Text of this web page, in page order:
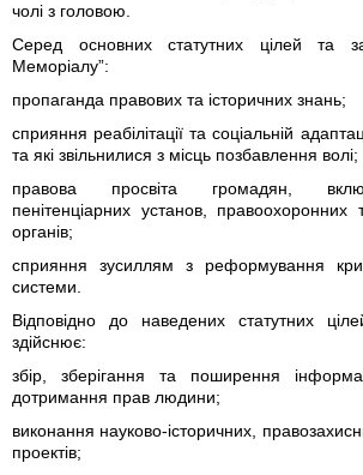
чолі з головою.
Серед основних статутних цілей та
Меморіалу”:
пропаганда правових та історичних знань;
сприяння реабілітації та соціальній
та які звільнилися з місць позбавлення волі;
правова просвіта громадян,
пенітенціарних установ,
органів;
сприяння зусиллям з реформування
системи.
Відповідно до наведених статутних
здійснює:
збір, зберігання та поширення
дотримання прав людини;
виконання науково-історичних,
проектів;